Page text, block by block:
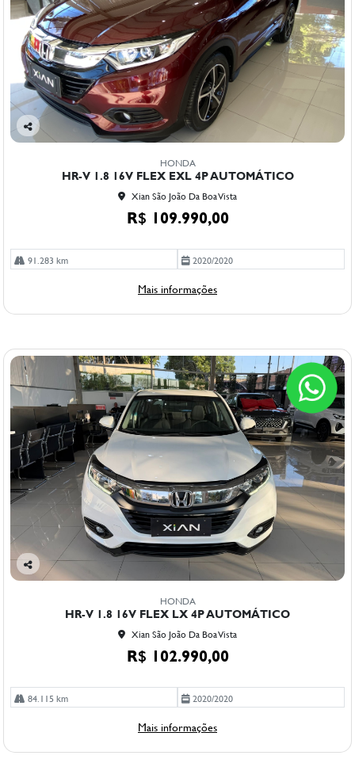
Co
HONDA
HR-V 1.8 16V FLEX EXL 4P AUTOMÁTICO
Xian São João Da Boa Vista
R$ 109.990,00
91.283 km 2020/2020
Mais informações
Co
HONDA
HR-V 1.8 16V FLEX LX 4P AUTOMÁTICO
Xian São João Da Boa Vista
R$ 102.990,00
84.115 km 2020/2020
Mais informações